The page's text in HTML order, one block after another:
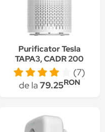
Purificator Tesla
TAPA3, CADR 200
m3/h, Senzor calitate
aer, WiFi, Timer, Filtru
HEPA, Alb
(7)
de la79.25RON